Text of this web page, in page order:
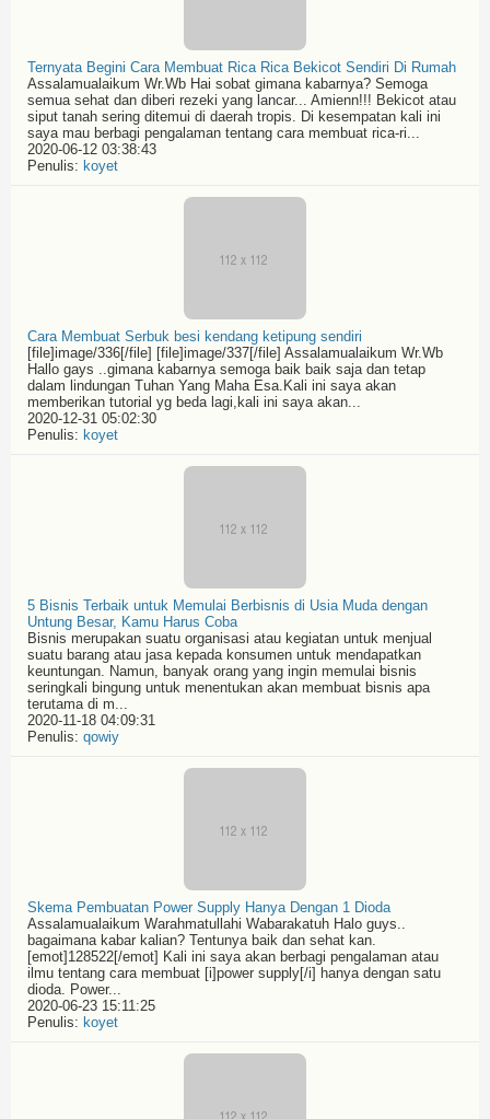
Ternyata Begini Cara Membuat Rica Rica Bekicot Sendiri Di Rumah
Assalamualaikum Wr.Wb Hai sobat gimana kabarnya? Semoga
semua sehat dan diberi rezeki yang lancar... Amienn!!! Bekicot atau
siput tanah sering ditemui di daerah tropis. Di kesempatan kali ini
saya mau berbagi pengalaman tentang cara membuat rica-ri...
2020-06-12 03:38:43
Penulis: koyet
Cara Membuat Serbuk besi kendang ketipung sendiri
[file]image/336[/file] [file]image/337[/file] Assalamualaikum Wr.Wb
Hallo gays ..gimana kabarnya semoga baik baik saja dan tetap
dalam lindungan Tuhan Yang Maha Esa.Kali ini saya akan
memberikan tutorial yg beda lagi,kali ini saya akan...
2020-12-31 05:02:30
Penulis: koyet
5 Bisnis Terbaik untuk Memulai Berbisnis di Usia Muda dengan
Untung Besar, Kamu Harus Coba
Bisnis merupakan suatu organisasi atau kegiatan untuk menjual
suatu barang atau jasa kepada konsumen untuk mendapatkan
keuntungan. Namun, banyak orang yang ingin memulai bisnis
seringkali bingung untuk menentukan akan membuat bisnis apa
terutama di m...
2020-11-18 04:09:31
Penulis: qowiy
Skema Pembuatan Power Supply Hanya Dengan 1 Dioda
Assalamualaikum Warahmatullahi Wabarakatuh Halo guys..
bagaimana kabar kalian? Tentunya baik dan sehat kan.
[emot]128522[/emot] Kali ini saya akan berbagi pengalaman atau
ilmu tentang cara membuat [i]power supply[/i] hanya dengan satu
dioda. Power...
2020-06-23 15:11:25
Penulis: koyet